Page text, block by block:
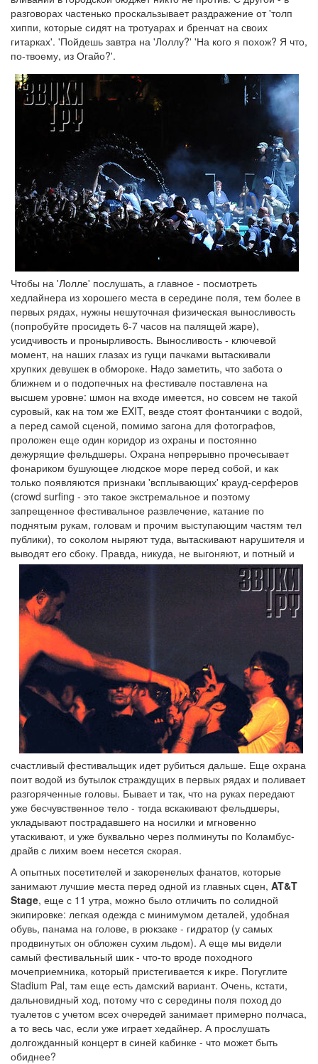
разговорах частенько проскальзывает раздражение от 'толп
хиппи, которые сидят на тротуарах и бренчат на своих
гитарках'. 'Пойдешь завтра на 'Лоллу?' 'На кого я похож? Я что,
по-твоему, из Огайо?'.
Чтобы на 'Лолле' послушать, а главное - посмотреть
хедлайнера из хорошего места в середине поля, тем более в
первых рядах, нужны нешуточная физическая выносливость
(попробуйте просидеть 6-7 часов на палящей жаре),
усидчивость и пронырливость. Выносливость - ключевой
момент, на наших глазах из гущи пачками вытаскивали
хрупких девушек в обмороке. Надо заметить, что забота о
ближнем и о подопечных на фестивале поставлена на
высшем уровне: шмон на входе имеется, но совсем не такой
суровый, как на том же EXIT, везде стоят фонтанчики с водой,
а перед самой сценой, помимо загона для фотографов,
проложен еще один коридор из охраны и постоянно
дежурящие фельдшеры. Охрана непрерывно прочесывает
фонариком бушующее людское море перед собой, и как
только появляются признаки 'всплывающих' крауд-серферов
(crowd surfing - это такое экстремальное и поэтому
запрещенное фестивальное развлечение, катание по
поднятым рукам, головам и прочим выступающим частям тел
публики), то соколом ныряют туда, вытаскивают нарушителя и
выводят его сбоку. Правда, никуда, не выгоняют, и потный и
счастливый фестивальщик идет рубиться дальше. Еще охрана
поит водой из бутылок страждущих в первых рядах и поливает
разгоряченные головы. Бывает и так, что на руках передают
уже бесчувственное тело - тогда вскакивают фельдшеры,
укладывают пострадавшего на носилки и мгновенно
утаскивают, и уже буквально через полминуты по Коламбус-
драйв с лихим воем несется скорая.
А опытных посетителей и закоренелых фанатов, которые
занимают лучшие места перед одной из главных сцен, AT&T
Stage, еще с 11 утра, можно было отличить по солидной
экипировке: легкая одежда с минимумом деталей, удобная
обувь, панама на голове, в рюкзаке - гидратор (у самых
продвинутых он обложен сухим льдом). А еще мы видели
самый фестивальный шик - что-то вроде походного
мочеприемника, который пристегивается к икре. Погуглите
Stadium Pal, там еще есть дамский вариант. Очень, кстати,
дальновидный ход, потому что с середины поля поход до
туалетов с учетом всех очередей занимает примерно полчаса,
а то весь час, если уже играет хедайнер. А прослушать
долгожданный концерт в синей кабинке - что может быть
обиднее?